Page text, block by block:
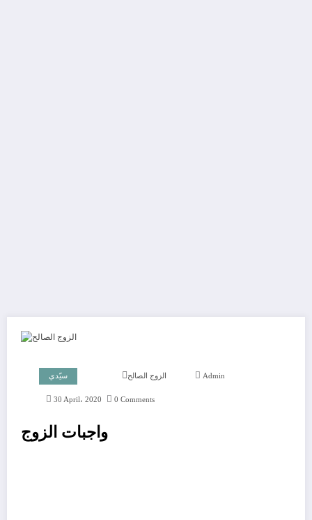
سيّدي الزوج الصالح Admin
30 April، 2020 0 Comments
واجبات الزوج